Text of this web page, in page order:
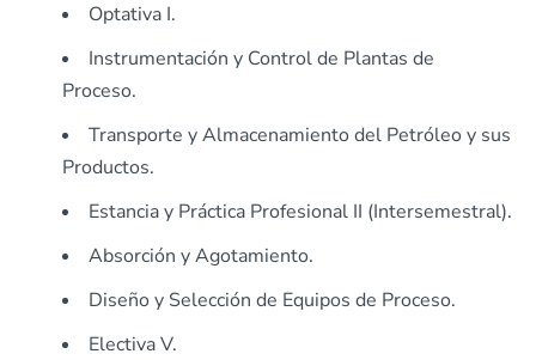
Optativa I.
Instrumentación y Control de Plantas de
Proceso.
Transporte y Almacenamiento del Petróleo y sus
Productos.
Estancia y Práctica Profesional II (Intersemestral).
Absorción y Agotamiento.
Diseño y Selección de Equipos de Proceso.
Electiva V.